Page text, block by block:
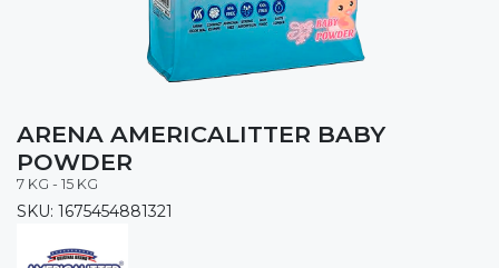
ARENA AMERICALITTER BABY
POWDER
7 KG - 15 KG
SKU: 1675454881321